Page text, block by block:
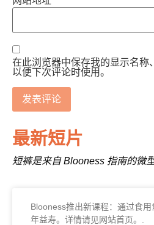
在此浏览器中保存我的显示名称
以便下次评论时使用。
最新短片
短裤是来自 Blooness 指南的微型
Blooness推出新课程：通过食
年益寿。详情请见网站首页。.